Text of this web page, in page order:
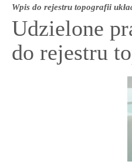
Wpis do rejestru topografii
Udzielone
do rejestru